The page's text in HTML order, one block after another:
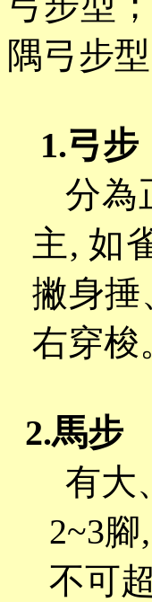
隅弓步型
1.弓步
分為
主, 如
撇身捶
右穿梭
2.馬步
有大
2~3
不可